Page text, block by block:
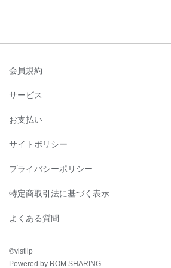
会員規約
サービス
お支払い
サイトポリシー
プライバシーポリシー
特定商取引法に基づく表示
よくある質問
©︎vistlip
Powered by ROM SHARING